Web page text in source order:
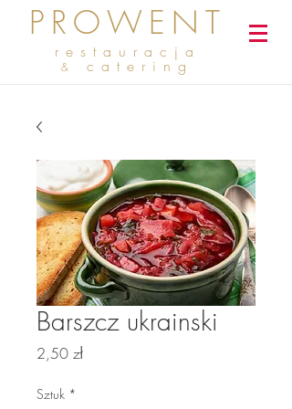
PROWENT
restauracja
& catering
Barszcz ukrainski
2,50 złCena
Sztuk *